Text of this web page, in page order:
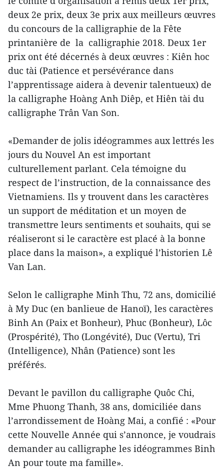
deux 2e prix, deux 3e prix aux meilleurs œuvres
du concours de la calligraphie de la Fête
printanière de la calligraphie 2018. Deux 1er
prix ont été décernés à deux œuvres : Kiên hoc
duc tài (Patience et persévérance dans
l’apprentissage aidera à devenir talentueux) de
la calligraphe Hoàng Anh Diêp, et Hiên tài du
calligraphe Trân Van Son.
«Demander de jolis idéogrammes aux lettrés les
jours du Nouvel An est important
culturellement parlant. Cela témoigne du
respect de l’instruction, de la connaissance des
Vietnamiens. Ils y trouvent dans les caractères
un support de méditation et un moyen de
transmettre leurs sentiments et souhaits, qui se
réaliseront si le caractère est placé à la bonne
place dans la maison», a expliqué l’historien Lê
Van Lan.
Selon le calligraphe Minh Thu, 72 ans, domicilié
à My Duc (en banlieue de Hanoï), les caractères
Binh An (Paix et Bonheur), Phuc (Bonheur), Lôc
(Prospérité), Tho (Longévité), Duc (Vertu), Tri
(Intelligence), Nhân (Patience) sont les
préférés.
Devant le pavillon du calligraphe Quôc Chi,
Mme Phuong Thanh, 38 ans, domiciliée dans
l’arrondissement de Hoàng Mai, a confié : «Pour
cette Nouvelle Année qui s’annonce, je voudrais
demander au calligraphe les idéogrammes Binh
An pour toute ma famille».